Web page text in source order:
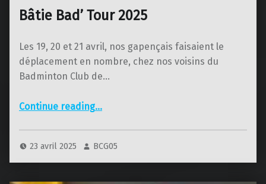
Bâtie Bad’ Tour 2025
Les 19, 20 et 21 avril, nos gapençais faisaient le
déplacement en nombre, chez nos voisins du
Badminton Club de…
Continue reading
“Bâtie Bad’ Tour 2025”
…
23 avril 2025 BCG05